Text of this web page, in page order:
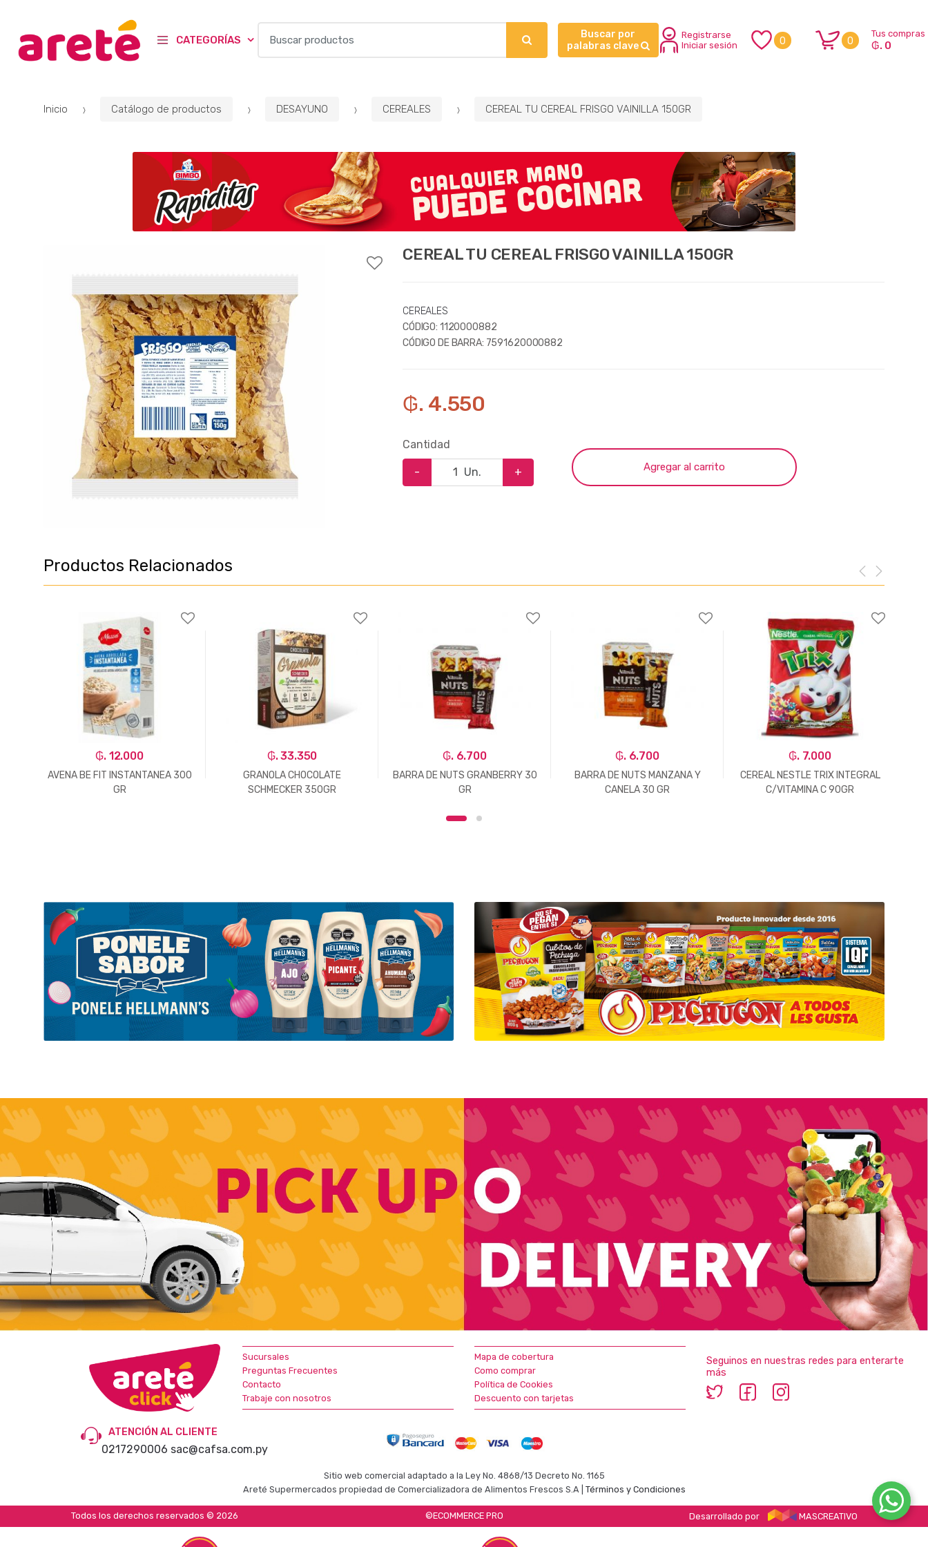
CATEGORÍAS
Buscar por
palabras clave
Registrarse
Iniciar sesión
0 0
Tus compras
₲. 0
Inicio Catálogo de productos DESAYUNO CEREALES CEREAL TU CEREAL FRISGO VAINILLA 150GR
CEREAL TU CEREAL FRISGO VAINILLA 150GR
CEREALES
CÓDIGO: 1120000882
CÓDIGO DE BARRA: 7591620000882
₲. 4.550
Cantidad
- Un. + Agregar al carrito
Productos Relacionados
₲. 12.000
AVENA BE FIT INSTANTANEA 300
GR
₲. 33.350
GRANOLA CHOCOLATE
SCHMECKER 350GR
₲. 6.700
BARRA DE NUTS GRANBERRY 30
GR
₲. 6.700
BARRA DE NUTS MANZANA Y
CANELA 30 GR
₲. 7.000
CEREAL NESTLE TRIX INTEGRAL
C/VITAMINA C 90GR
Sucursales
Preguntas Frecuentes
Contacto
Trabaje con nosotros
Mapa de cobertura
Como comprar
Política de Cookies
Descuento con tarjetas
Seguinos en nuestras redes para enterarte
más
ATENCIÓN AL CLIENTE
0217290006 sac@cafsa.com.py
Sitio web comercial adaptado a la Ley No. 4868/13 Decreto No. 1165
Areté Supermercados propiedad de Comercializadora de Alimentos Frescos S.A | Términos y Condiciones
Todos los derechos reservados © 2026 ©ECOMMERCE PRO Desarrollado por MASCREATIVO